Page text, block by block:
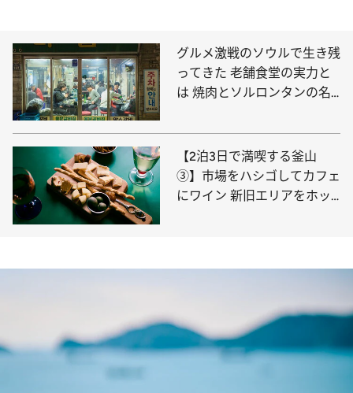
グルメ激戦のソウルで生き残
ってきた 老舗食堂の実力と
は 焼肉とソルロンタンの名
【2泊3日で満喫する釜山
③】市場をハシゴしてカフェ
にワイン 新旧エリアをホッ